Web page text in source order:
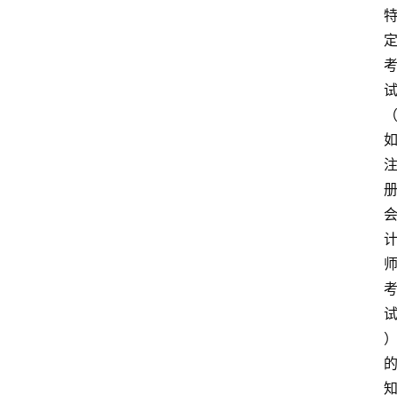
特
定
考
试
（
如
注
册
会
计
师
考
试
）
的
知